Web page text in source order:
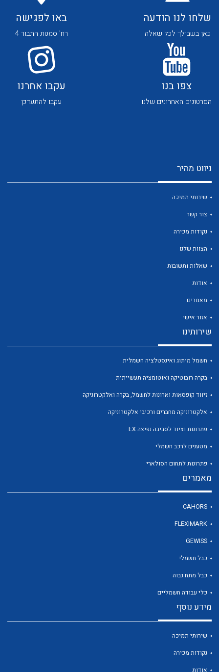
לכל מוצרי היצרן לכל מוצרי היצרן
לכל מוצרי היצרן
לכל מוצרי היצרן
שלחו לנו הודעה
כאן בשבילך לכל שאלה
באו לפגישה
רח' סמטת התבור 4
צפו בנו
הסרטונים האחרונים שלנו
עקבו אחרנו
עקבו להתעדכן
ניווט מהיר
שירותי תמיכה
צור קשר
נקודות מכירה
הצוות שלנו
שאלות ותשובות
אודות
מאמרים
אזור אישי
שירותינו
חשמל מיתוג ואינסטלציה חשמלית
בקרה רובוטיקה ואוטומציה תעשייתית
זיווד קופסאות וארונות לחשמל, בקרה ואלקטרוניקה
אלקטרוניקה מחברים ורכיבי אלקטרוניקה
פתרונות וציוד לסביבה נפיצה EX
מטענים לרכב חשמלי
פתרונות לתחום הסולארי
מאמרים
CAHORS
FLEXIMARK
GEWISS
כבל חשמלי
כבל מתח גבוה
כלי עבודה חשמליים
מידע נוסף
שירותי תמיכה
נקודות מכירה
אודות